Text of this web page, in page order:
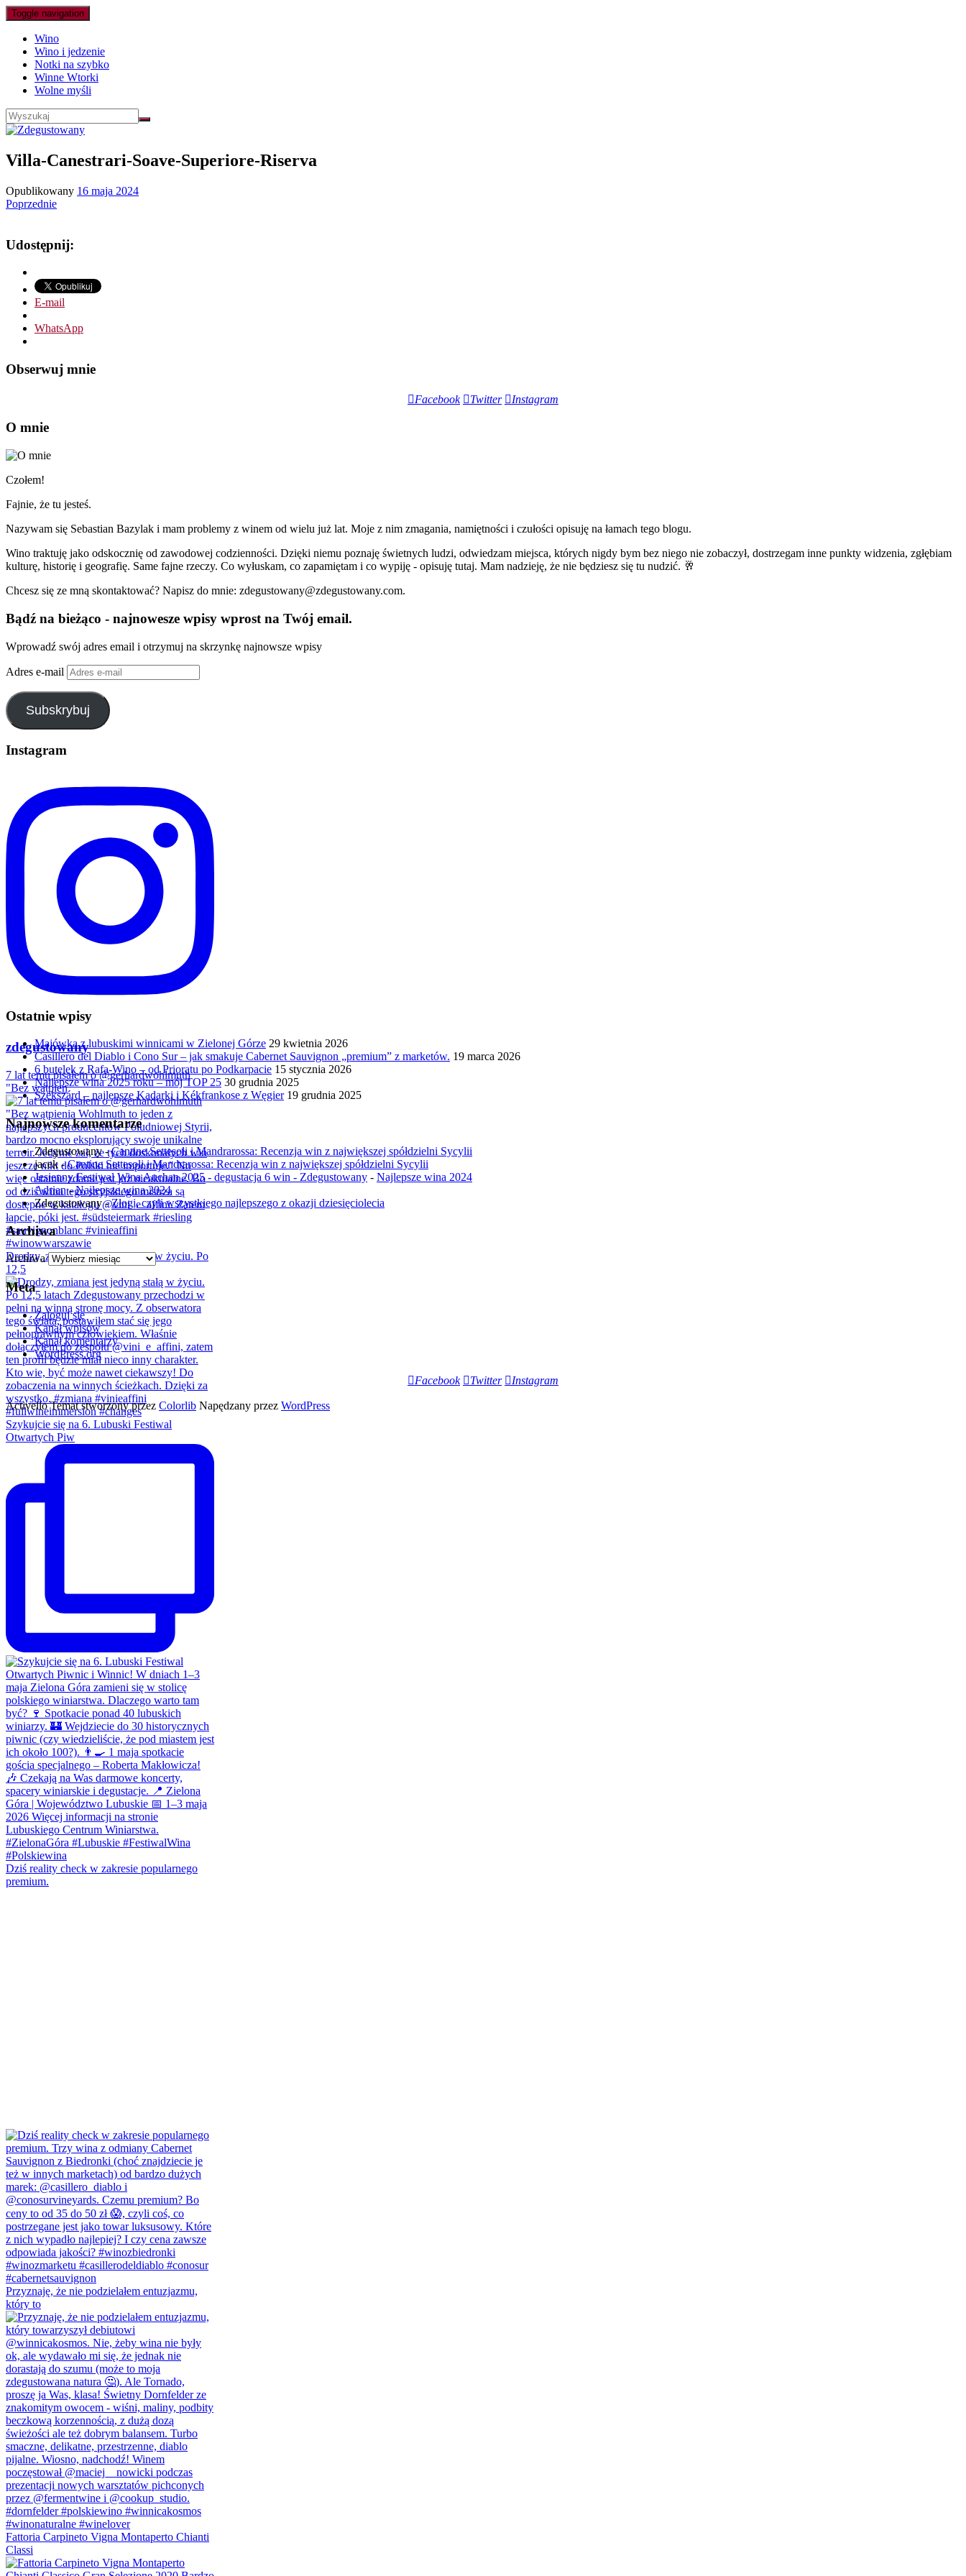
Toggle navigation
Wino
Wino i jedzenie
Notki na szybko
Winne Wtorki
Wolne myśli
Villa-Canestrari-Soave-Superiore-Riserva
Opublikowany 16 maja 2024
Poprzednie
Udostępnij:
E-mail
WhatsApp
Obserwuj mnie
Facebook Twitter Instagram
O mnie
Czołem!
Fajnie, że tu jesteś.
Nazywam się Sebastian Bazylak i mam problemy z winem od wielu już lat. Moje z nim zmagania, namiętności i czułości opisuję na łamach tego blogu.
Wino traktuję jako odskocznię od zawodowej codzienności. Dzięki niemu poznaję świetnych ludzi, odwiedzam miejsca, których nigdy bym bez niego nie zobaczył, dostrzegam inne punkty widzenia, zgłębiam
kulturę, historię i geografię. Same fajne rzeczy. Co wyłuskam, co zapamiętam i co wypiję - opisuję tutaj. Mam nadzieję, że nie będziesz się tu nudzić. 🥂
Chcesz się ze mną skontaktować? Napisz do mnie: zdegustowany@zdegustowany.com.
Bądź na bieżąco - najnowesze wpisy wprost na Twój email.
Wprowadź swój adres email i otrzymuj na skrzynkę najnowsze wpisy
Adres e-mail
Subskrybuj
Instagram
zdegustowany
7 lat temu pisałem o @gerhardwohlmuth
"Bez wątpien
Drodzy, zmiana jest jedyną stałą w życiu. Po
12,5
Szykujcie się na 6. Lubuski Festiwal
Otwartych Piw
Dziś reality check w zakresie popularnego
premium.
Przyznaję, że nie podzielałem entuzjazmu,
który to
Fattoria Carpineto Vigna Montaperto Chianti
Classi
Ostatnie wpisy
Majówka z lubuskimi winnicami w Zielonej Górze 29 kwietnia 2026
Casillero del Diablo i Cono Sur – jak smakuje Cabernet Sauvignon „premium” z marketów. 19 marca 2026
6 butelek z Rafa-Wino – od Prioratu po Podkarpacie 15 stycznia 2026
Najlepsze wina 2025 roku – mój TOP 25 30 grudnia 2025
Szekszárd – najlepsze Kadarki i Kékfrankose z Węgier 19 grudnia 2025
Najnowsze komentarze
Zdegustowany-Cantine Settesoli i Mandrarossa: Recenzja win z największej spółdzielni Sycylii
jacek -Cantine Settesoli i Mandrarossa: Recenzja win z największej spółdzielni Sycylii
Jesienny Festiwal Wina Auchan 2025 - degustacja 6 win - Zdegustowany - Najlepsze wina 2024
Adrian-Najlepsze wina 2024
Zdegustowany-Złogi, czyli wszystkiego najlepszego z okazji dziesięciolecia
Archiwa
Archiwa
Meta
Zaloguj się
Kanał wpisów
Kanał komentarzy
WordPress.org
Facebook Twitter Instagram
Activello Temat stworzony przez Colorlib Napędzany przez WordPress